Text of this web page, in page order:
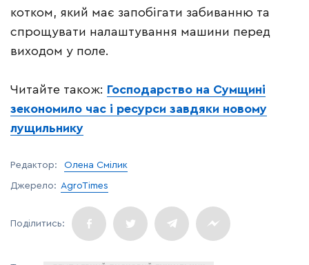
котком, який має запобігати забиванню та
спрощувати налаштування машини перед
виходом у поле.
Читайте також: Господарство на Сумщині
зекономило час і ресурси завдяки новому
лущильнику
Редактор: Олена Смілик
Джерело: AgroTimes